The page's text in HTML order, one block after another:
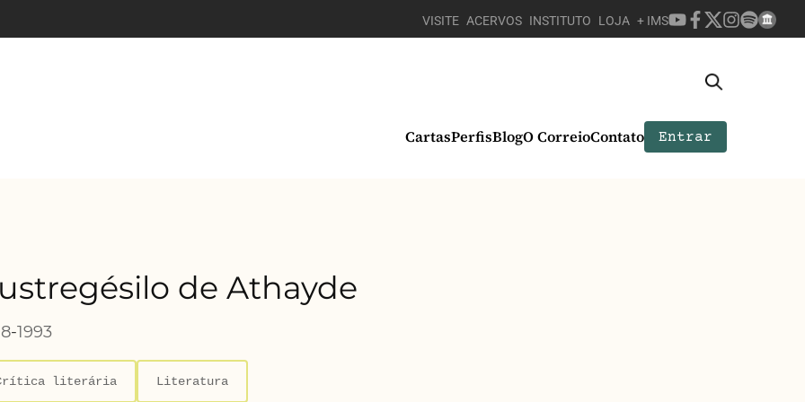
VISITE ACERVOS INSTITUTO LOJA + IMS
CartasPerfisBlogO CorreioContato Entrar
de Athayde
-1993
literária Literatura